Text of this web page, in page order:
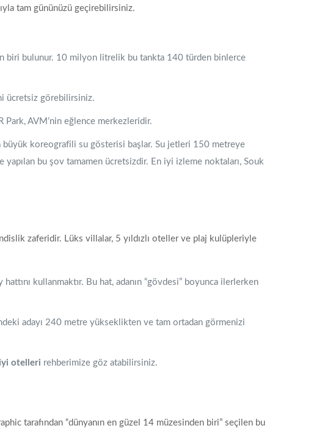
tam gününüzü geçirebilirsiniz.
biri bulunur. 10 milyon litrelik bu tankta 140 türden binlerce
ücretsiz görebilirsiniz.
AVM’nin eğlence merkezleridir.
büyük koreografili su gösterisi başlar. Su jetleri 150 metreye
yapılan bu şov tamamen ücretsizdir. En iyi izleme noktaları, Souk
zaferidir. Lüks villalar, 5 yıldızlı oteller ve plaj kulüpleriyle
kullanmaktır. Bu hat, adanın “gövdesi” boyunca ilerlerken
adayı 240 metre yükseklikten ve tam ortadan görmenizi
iyi otelleri rehberimize göz atabilirsiniz.
tarafından “dünyanın en güzel 14 müzesinden biri” seçilen bu